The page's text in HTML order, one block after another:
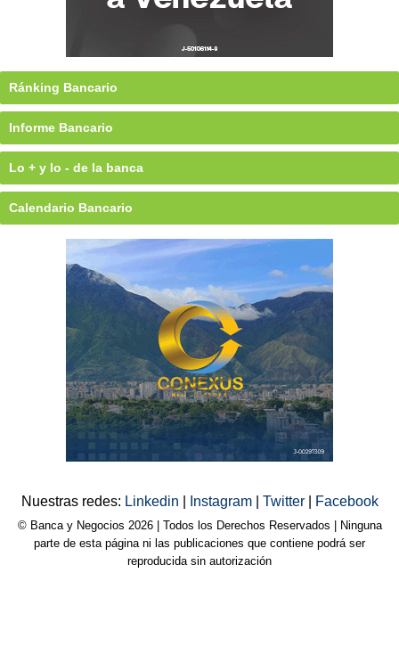
Ránking Bancario
Informe Bancario
Lo + y lo - de la banca
Calendario Bancario
Nuestras redes: Linkedin Instagram Twitter Facebook
© Banca y Negocios 2026 | Todos los Derechos Reservados | Ninguna
parte de esta página ni las publicaciones que contiene podrá ser
reproducida sin autorización